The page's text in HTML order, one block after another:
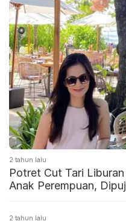
2 tahun lalu
Potret Cut Tari
Anak Perempuan,
2 tahun lalu